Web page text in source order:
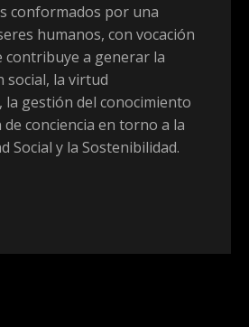
conformados por una
humanos, con vocación
contribuye a generar la
la virtud
la gestión del conocimiento
conciencia en torno a la
Social y la Sostenibilidad.